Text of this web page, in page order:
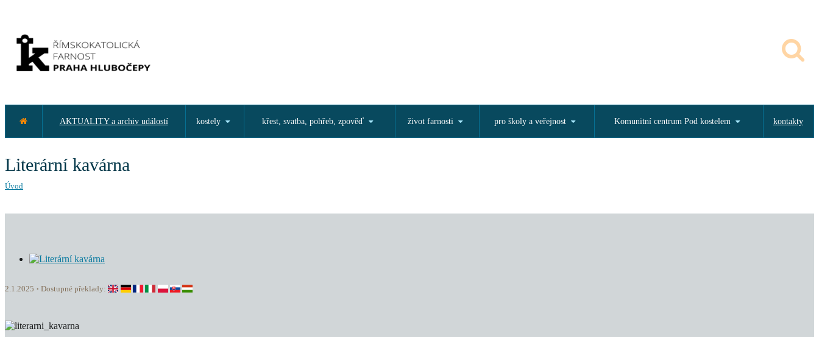
AKTUALITY a archiv událostí kostely křest, svatba, pohřeb, zpověď život farnosti pro školy a veřejnost Komunitní centrum Pod kostelem kontakty
Literární kavárna
Úvod
2.1.2025 Dostupné překlady: